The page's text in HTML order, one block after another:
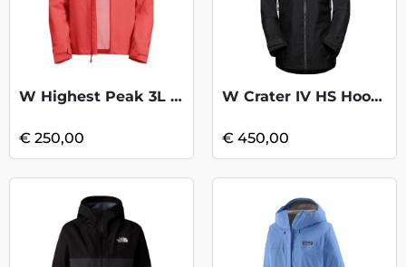
W Highest Peak 3L Jacket - Vibrant Red
€ 250,00
W Crater IV HS Hooded Jacket - Black
€ 450,00